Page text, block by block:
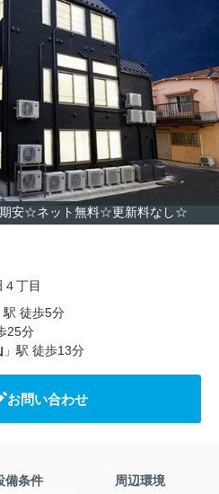
期安☆ネット無料☆更新料なし☆
丁目
駅 徒歩5分
25分
」駅 徒歩13分
お問い合わせ
備条件 周辺環境